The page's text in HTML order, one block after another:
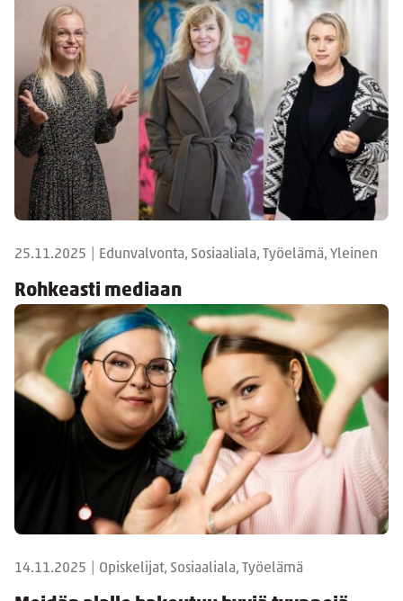
25.11.2025 Edunvalvonta, Sosiaaliala, Työelämä, Yleinen
Rohkeasti mediaan
14.11.2025 Opiskelijat, Sosiaaliala, Työelämä